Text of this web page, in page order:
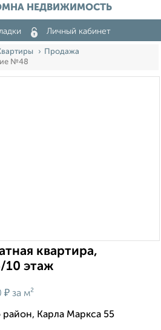
НЕДВИЖИМОСТЬ
Личный кабинет
Продажа
№48
квартира,
10 этаж
₽ за м²
Карла Маркса 55